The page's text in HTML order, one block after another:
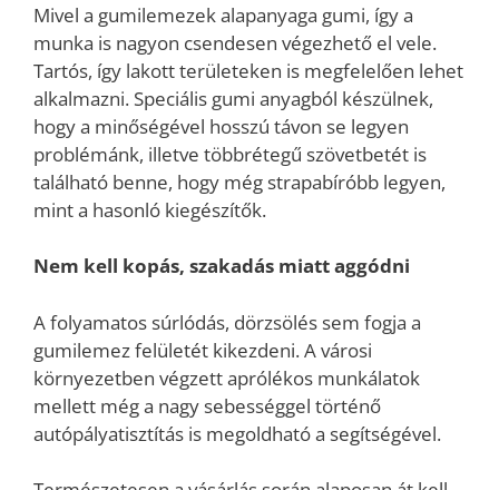
Mivel a gumilemezek alapanyaga gumi, így a
munka is nagyon csendesen végezhető el vele.
Tartós, így lakott területeken is megfelelően lehet
alkalmazni. Speciális gumi anyagból készülnek,
hogy a minőségével hosszú távon se legyen
problémánk, illetve többrétegű szövetbetét is
található benne, hogy még strapabíróbb legyen,
mint a hasonló kiegészítők.
Nem kell kopás, szakadás miatt aggódni
A folyamatos súrlódás, dörzsölés sem fogja a
gumilemez felületét kikezdeni. A városi
környezetben végzett aprólékos munkálatok
mellett még a nagy sebességgel történő
autópályatisztítás is megoldható a segítségével.